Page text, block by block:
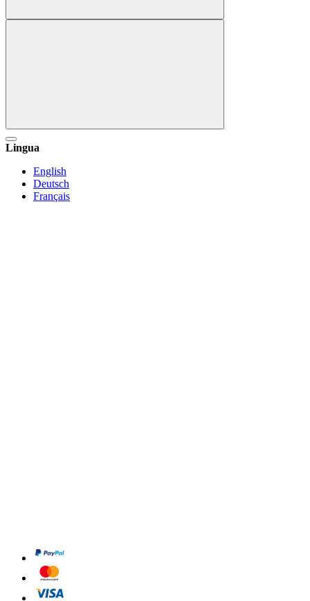
Lingua
English
Deutsch
Français